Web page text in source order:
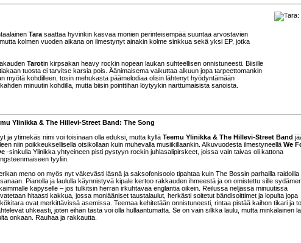
Tara saattaa hyvinkin kasvaa monien perinteisempää suuntaa arvostavien
kolmen vuoden aikana on ilmestynyt ainakin kolme sinkkua sekä yksi EP, jotka
Tarotin kirpsakan heavy rockin nopean laukan suhteellisen onnistuneesti. Biisille
tuosta ei tarvitse karsia pois. Äänimaisema vaikuttaa alkuun jopa tarpeettomankin
myötä kohdilleen, tosin mehukasta päämelodiaa olisin lähtenyt hyödyntämään
minuutin kohdilla, mutta biisin pointtihan löytyykin narttumaisista sanoista.
Ylinikka & The Hillevi-Street Band: The Song
ja ytimekäs nimi voi toisinaan olla eduksi, mutta kyllä Teemu Ylinikka & The Hillevi-Street Band
niin poikkeuksellisella otsikollaan kuin muhevalla musiikillaankin. Alkuvuodesta ilmestyneellä We
-sinkulla Ylinikka yhtyeineen pisti pystyyn rockin juhlasalipirskeet, joissa vain taivas oli kattona
tyyliin.
meno on myös nyt väkevästi läsnä ja saksofonisoolo tipahtaa kuin The Bossin parhailla raidoilla
Pianolla ja laululla käynnistyvä kipale kertoo rakkauden ihmeestä ja on omistettu sille
käpyselle – jos tulkitsin herran irkuhtavaa englantia oikein. Reilussa neljässä minuutissa
hitaasti kakkua, jossa moniääniset taustalaulut, herkästi soitetut bändisoittimet ja lopulta jopa
ovat merkittävissä asemissa. Teemaa kehitetään onnistuneesti, rintaa pistää kaihon tikari ja
uhkeasti, joten eihän tästä voi olla hullaantumatta. Se on vain silkka laulu, mutta minkälainen
onkaan. Rauhaa ja rakkautta.